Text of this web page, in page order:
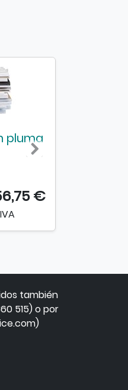
pluma
€
también
515) o por